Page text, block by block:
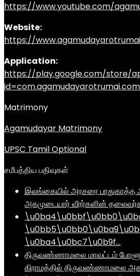
https://www.youtube.com/
Website:
https://
Application:
https://play.google.com/store/
Matrimony
Agamudayar Matrimony
UPSC Tamil Optional
சமீபத்திய பதிவுகள்
இலங்கையில் அரசரை பாதுகாத்த
அகமுடையார் வீரர்களின்
\u0ba4\u0bc7\u0b9f…
திருவண்ணாமலை மாவட்டம்
கிராமத்தில் திருவண்ணாமலை